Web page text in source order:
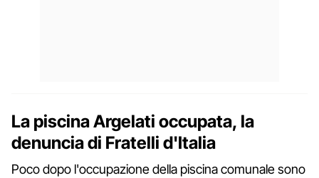
La piscina Argelati occupata, la
denuncia di Fratelli d'Italia
Poco dopo l'occupazione della piscina comunale sono